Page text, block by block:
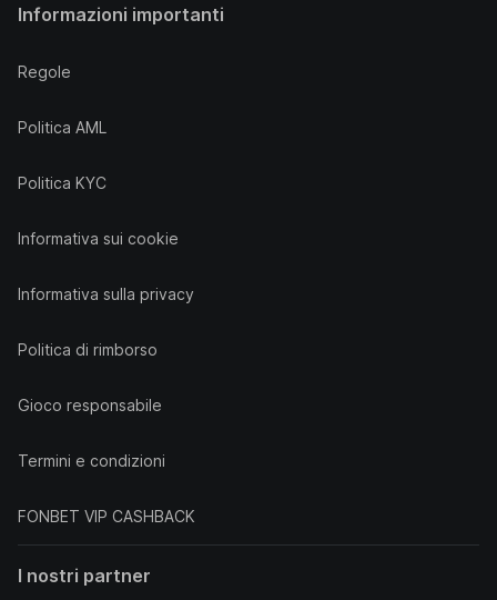
Informazioni importanti
Regole
Politica AML
Politica KYC
Informativa sui cookie
Informativa sulla privacy
Politica di rimborso
Gioco responsabile
Termini e condizioni
FONBET VIP CASHBACK
I nostri partner